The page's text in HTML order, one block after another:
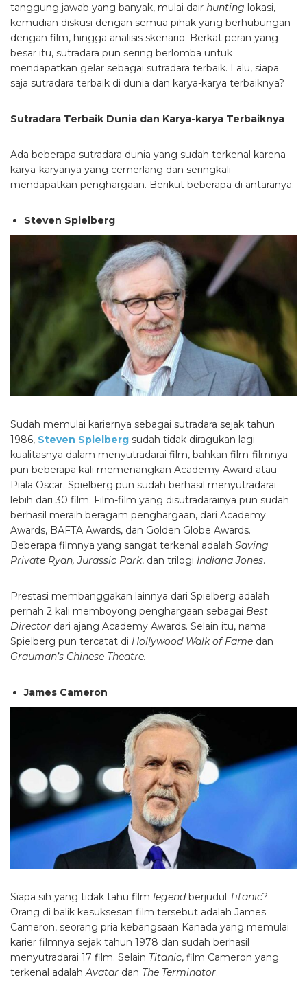
tanggung jawab yang banyak, mulai dair hunting lokasi,
kemudian diskusi dengan semua pihak yang berhubungan
dengan film, hingga analisis skenario. Berkat peran yang
besar itu, sutradara pun sering berlomba untuk
mendapatkan gelar sebagai sutradara terbaik. Lalu, siapa
saja sutradara terbaik di dunia dan karya-karya terbaiknya?
Sutradara Terbaik Dunia dan Karya-karya Terbaiknya
Ada beberapa sutradara dunia yang sudah terkenal karena
karya-karyanya yang cemerlang dan seringkali
mendapatkan penghargaan. Berikut beberapa di antaranya:
Steven Spielberg
Sudah memulai kariernya sebagai sutradara sejak tahun
1986, Steven Spielberg sudah tidak diragukan lagi
kualitasnya dalam menyutradarai film, bahkan film-filmnya
pun beberapa kali memenangkan Academy Award atau
Piala Oscar. Spielberg pun sudah berhasil menyutradarai
lebih dari 30 film. Film-film yang disutradarainya pun sudah
berhasil meraih beragam penghargaan, dari Academy
Awards, BAFTA Awards, dan Golden Globe Awards.
Beberapa filmnya yang sangat terkenal adalah Saving
Private Ryan, Jurassic Park, dan trilogi Indiana Jones.
Prestasi membanggakan lainnya dari Spielberg adalah
pernah 2 kali memboyong penghargaan sebagai Best
Director dari ajang Academy Awards. Selain itu, nama
Spielberg pun tercatat di Hollywood Walk of Fame dan
Grauman’s Chinese Theatre.
James Cameron
Siapa sih yang tidak tahu film legendberjudul Titanic?
Orang di balik kesuksesan film tersebut adalah James
Cameron, seorang pria kebangsaan Kanada yang memulai
karier filmnya sejak tahun 1978 dan sudah berhasil
menyutradarai 17 film. Selain Titanic, film Cameron yang
terkenal adalahAvatar dan The Terminator.